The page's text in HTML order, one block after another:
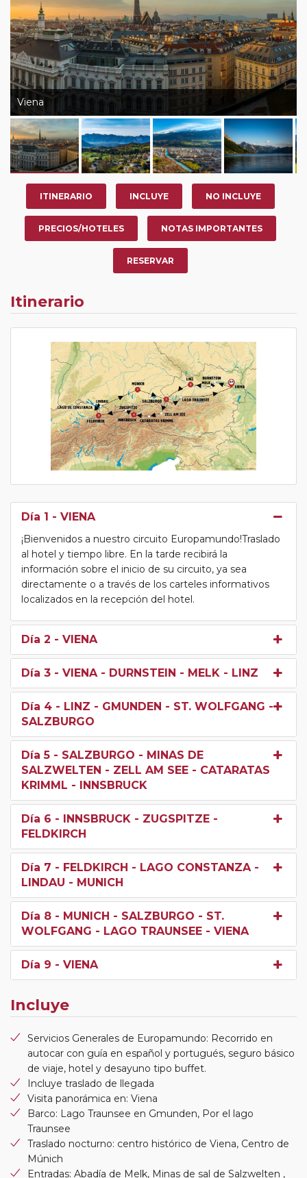
fundamental que el circuito tenga salida posterior a la
fecha escogida y permita la salida deseada. El
suplemento por parada efectuada es de 40 Euros/52
Dólares por persona. Si la parada se realiza para tomar
otro circuito del mismo proveedor no se abonará este
suplemento.
Pasajero Club:este circuito, en cualquier época del
año, ofrece a los pasajeros que ya hayan viajado con
nosotros en los últimos 3 años y que pertenezcan a
nuestro Club de Pasajeros (cuya obtención se realiza
tras rellenar el cuestionario de satisfacción en "Mi viaje")
o los que estén en luna de miel contarán con un
descuento del 5%.
Viena
ITINERARIO INCLUYE NO INCLUYE
PRECIOS/HOTELES NOTAS IMPORTANTES
RESERVAR
Itinerario
Día 1 - VIENA
¡Bienvenidos a nuestro circuito Europamundo!Traslado
al hotel y tiempo libre. En la tarde recibirá la
información sobre el inicio de su circuito, ya sea
directamente o a través de los carteles informativos
localizados en la recepción del hotel.
Día 2 - VIENA
Día 3 - VIENA - DURNSTEIN - MELK - LINZ
Día 4 - LINZ - GMUNDEN - ST. WOLFGANG -
SALZBURGO
Día 5 - SALZBURGO - MINAS DE
SALZWELTEN - ZELL AM SEE - CATARATAS
KRIMML - INNSBRUCK
Día 6 - INNSBRUCK - ZUGSPITZE -
FELDKIRCH
Día 7 - FELDKIRCH - LAGO CONSTANZA -
LINDAU - MUNICH
Día 8 - MUNICH - SALZBURGO - ST.
WOLFGANG - LAGO TRAUNSEE - VIENA
Día 9 - VIENA
Incluye
Servicios Generales de Europamundo: Recorrido en
autocar con guía en español y portugués, seguro básico
de viaje, hotel y desayuno tipo buffet.
Incluye traslado de llegada
Visita panorámica en: Viena
Barco: Lago Traunsee en Gmunden, Por el lago
Traunsee
Traslado nocturno: centro histórico de Viena, Centro de
Múnich
Entradas: Abadía de Melk, Minas de sal de Salzwelten ,